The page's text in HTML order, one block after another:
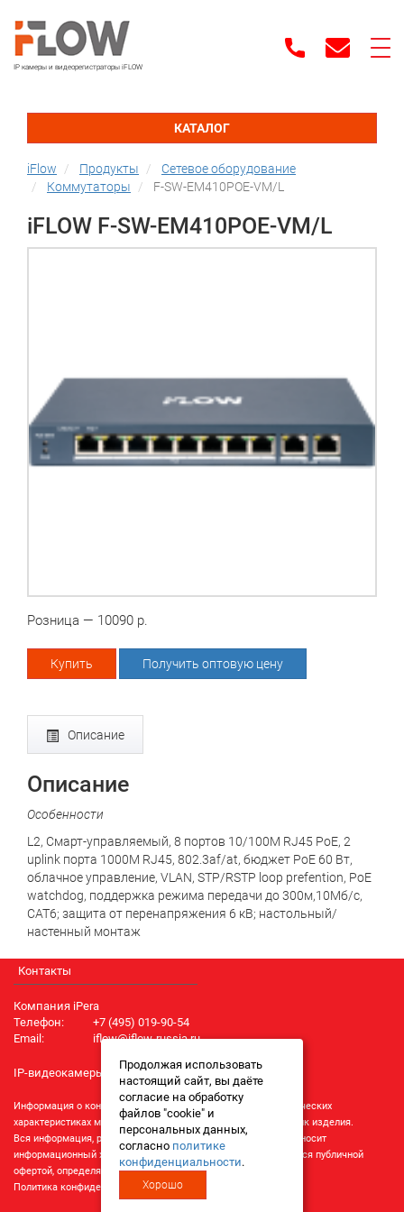
IP камеры и видеорегистраторы iFLOW
КАТАЛОГ
iFlow Продукты
Сетевое оборудование
Коммутаторы
F-SW-EM410POE-VM/L
iFLOW F-SW-EM410POE-VM/L
Розница — 10090 р.
Купить Получить оптовую цену
Описание
Описание
Особенности
L2, Смарт-управляемый, 8 портов 10/100M RJ45 PoE, 2
uplink порта 1000М RJ45, 802.3af/at, бюджет PoE 60 Вт,
облачное управление, VLAN, STP/RSTP loop prefention, PoE
watchdog, поддержка режима передачи до 300м,10Мб/с,
CAT6; защита от перенапряжения 6 кВ; настольный/
настенный монтаж
Контакты
Компания iPera
Телефон:
+7 (495) 019-90-54
Email:
iflow@iflow-russia.ru
IP-видеокамеры iFlow
Информация о конкретном товаре, его внешнем виде и технических
характеристиках может отличаться от реальных характеристик изделия.
Вся информация, размещенная на данном интернет-ресурсе, носит
информационный характер и ни при каких условиях не является публичной
офертой, определяемой положениями Статьи 437 (2) ГК РФ.
Политика конфиденциальности
Продолжая использовать
настоящий сайт, вы даёте
согласие на обработку
файлов "cookie" и
персональных данных,
согласно политике
конфиденциальности.
Хорошо